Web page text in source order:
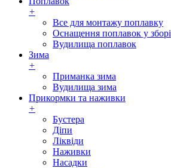
+
Все для монтажу поплавку
Оснащення поплавок у зборі
Вудилища поплавок
Зима
+
Приманка зима
Вудилища зима
Прикормки та наживки
+
Бустера
Діпи
Ліквіди
Наживки
Насадки